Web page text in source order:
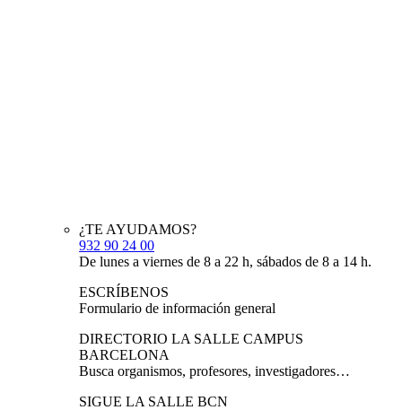
¿TE AYUDAMOS?
932 90 24 00
De lunes a viernes de 8 a 22 h, sábados de 8 a 14 h.
ESCRÍBENOS
Formulario de información general
DIRECTORIO LA SALLE CAMPUS
BARCELONA
Busca organismos, profesores, investigadores…
SIGUE LA SALLE BCN